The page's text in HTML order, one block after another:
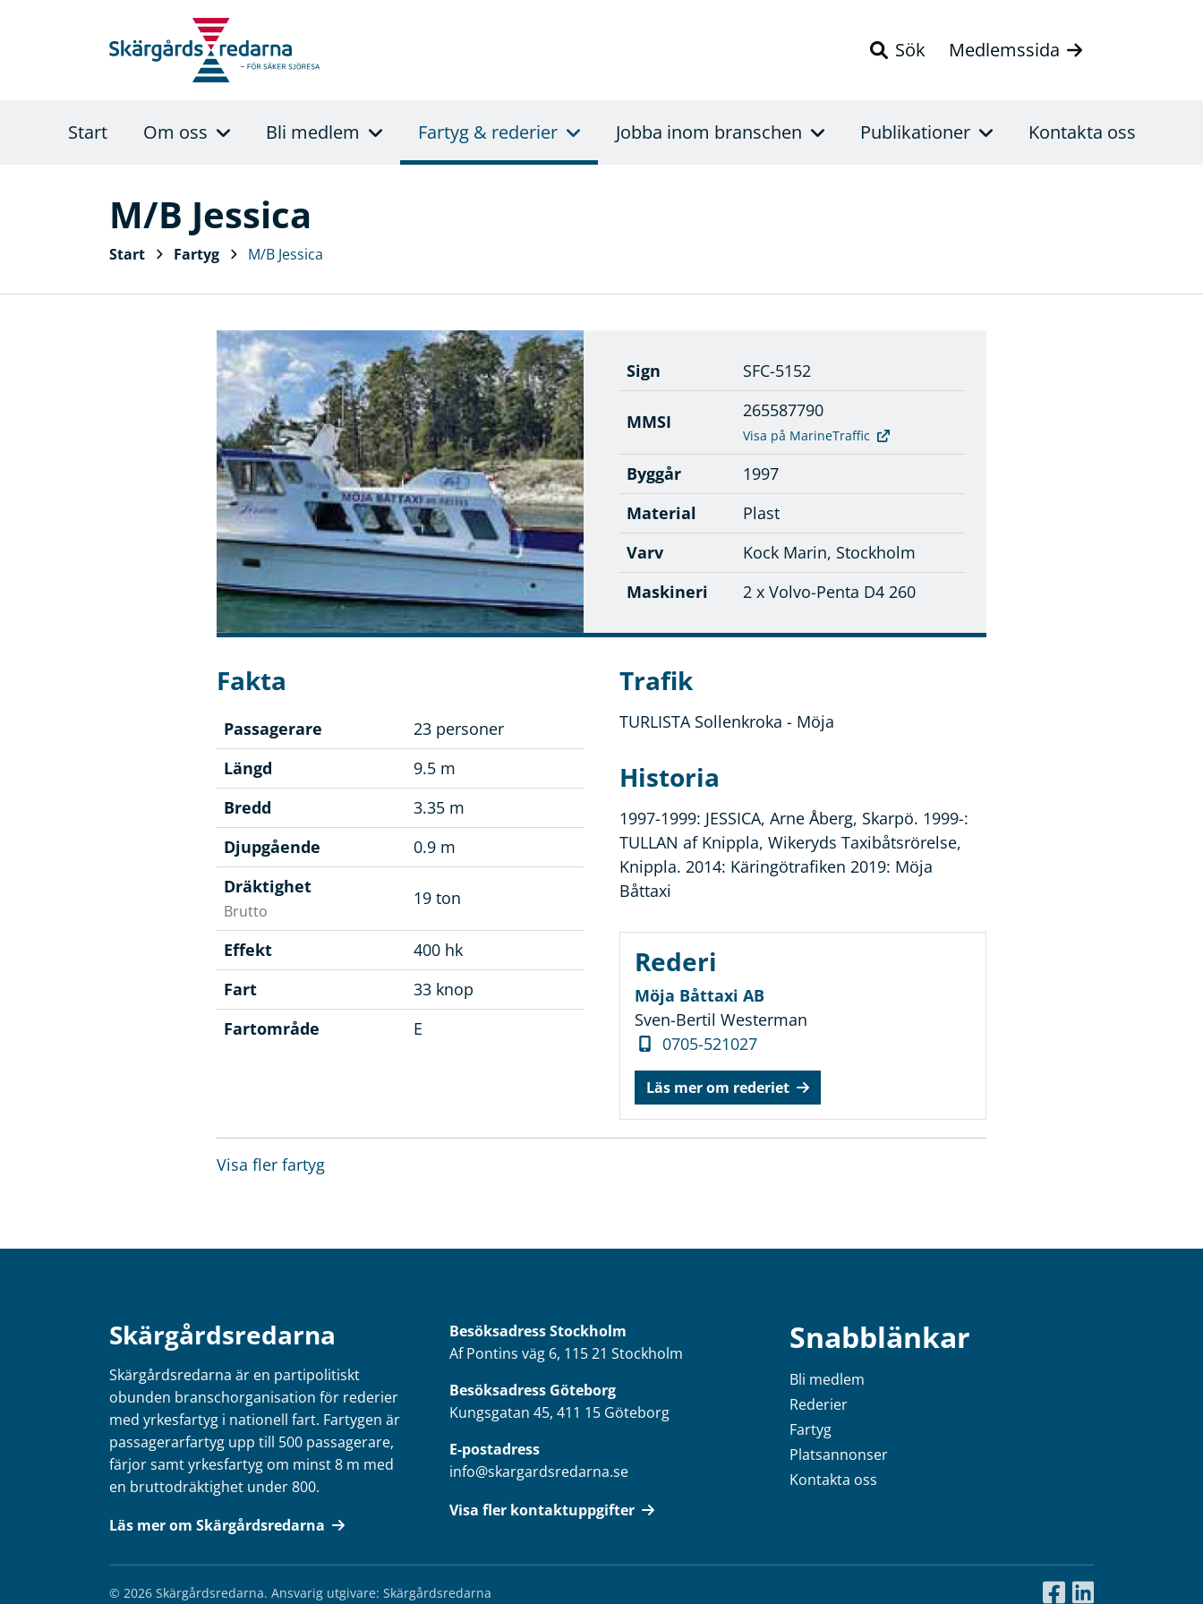
Sök Medlemssida
Start Om oss Bli medlem Fartyg & rederier Jobba inom branschen Publikationer Kontakta oss
M/B Jessica
Start Fartyg M/B Jessica
Sign SFC-5152
MMSI
265587790
Visa på MarineTraffic
Byggår
1997
Material
Plast
Varv
Kock Marin, Stockholm
Maskineri
2 x Volvo-Penta D4 260
Fakta
Passagerare
23 personer
Längd
9.5 m
Bredd
3.35 m
Djupgående
0.9 m
Dräktighet
Brutto
19 ton
Effekt
400 hk
Fart
33 knop
Fartområde
E
Trafik
TURLISTA Sollenkroka - Möja
Historia
1997-1999: JESSICA, Arne Åberg, Skarpö. 1999-:
TULLAN af Knippla, Wikeryds Taxibåtsrörelse,
Knippla. 2014: Käringötrafiken 2019: Möja
Båttaxi
Rederi
Möja Båttaxi AB
Sven-Bertil Westerman
0705-521027
Läs mer om rederiet
Visa fler fartyg
Skärgårdsredarna
Skärgårdsredarna är en partipolitiskt
obunden branschorganisation för rederier
med yrkesfartyg i nationell fart. Fartygen är
passagerarfartyg upp till 500 passagerare,
färjor samt yrkesfartyg om minst 8 m med
en bruttodräktighet under 800.
Läs mer om Skärgårdsredarna
BesöksadressStockholm
Af Pontins väg 6, 115 21 Stockholm
Besöksadress Göteborg
Kungsgatan 45, 411 15 Göteborg
E-postadress
info@skargardsredarna.se
Visa fler kontaktuppgifter
Snabblänkar
Bli medlem
Rederier
Fartyg
Platsannonser
Kontakta oss
© 2026 Skärgårdsredarna. Ansvarig utgivare: Skärgårdsredarna